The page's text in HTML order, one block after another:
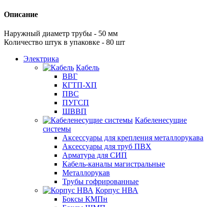
Описание
Наружный диаметр трубы - 50 мм
Количество штук в упаковке - 80 шт
Электрика
Кабель
ВВГ
КГТП-ХП
ПВС
ПУГСП
ШВВП
Кабеленесущие
системы
Аксессуары для крепления металлорукава
Аксессуары для труб ПВХ
Арматура для СИП
Кабель-каналы магистральные
Металлорукав
Трубы гофрированные
Корпус НВА
Боксы КМПн